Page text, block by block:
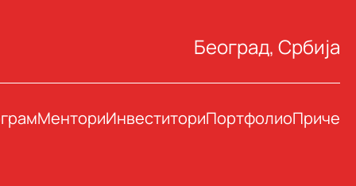
Београд, Србија
МенториИнвеститориПортфолиоПриче